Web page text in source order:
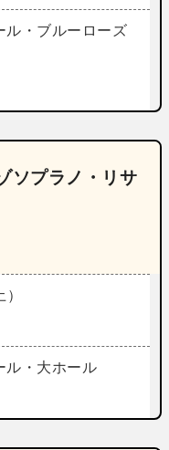
ル・ブルーローズ
ソプラノ・リサ
ル・大ホール